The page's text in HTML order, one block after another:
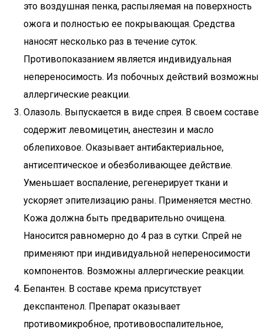
это воздушная пенка, распыляемая на поверхность
ожога и полностью ее покрывающая. Средства
наносят несколько раз в течение суток.
Противопоказанием является индивидуальная
непереносимость. Из побочных действий возможны
аллергические реакции.
Олазоль. Выпускается в виде спрея. В своем составе
содержит левомицетин, анестезин и масло
облепиховое. Оказывает антибактериальное,
антисептическое и обезболивающее действие.
Уменьшает воспаление, регенерирует ткани и
ускоряет эпителизацию раны. Применяется местно.
Кожа должна быть предварительно очищена.
Наносится равномерно до 4 раз в сутки. Спрей не
применяют при индивидуальной непереносимости
компонентов. Возможны аллергические реакции.
Бепантен. В составе крема присутствует
декспантенол. Препарат оказывает
противомикробное, противовоспалительное,